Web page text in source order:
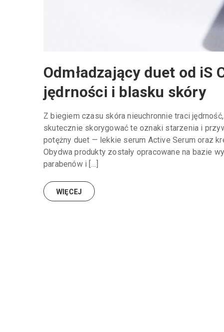
Odmładzający duet od
jędrności i blasku skóry
Z biegiem czasu skóra nieuchronnie traci
skutecznie skorygować te oznaki starzenia i
potężny duet — lekkie serum Active Serum oraz
Obydwa produkty zostały opracowane na bazie
parabenów i […]
WIĘCEJ